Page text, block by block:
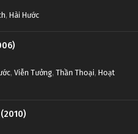
, Hài Hước
, Viễn Tưởng, Thần Thoại, Hoạt